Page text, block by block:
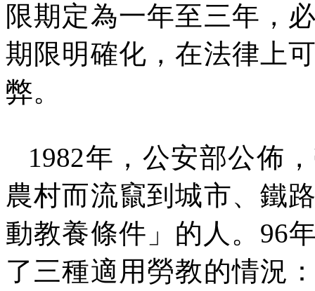
限期定為一年至三年，
期限明確化，在法律上
弊。
1982年，公安部公佈
農村而流竄到城市、鐵
動教養條件」的人。 96
了三種適用勞教的情況